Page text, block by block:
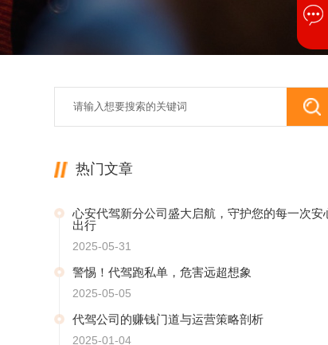
热门文章
心安代驾新分公司盛大启航，守护您的每一次安
出行
2025-05-31
警惕！代驾跑私单，危害远超想象
2025-05-05
代驾公司的赚钱门道与运营策略剖析
2025-01-04